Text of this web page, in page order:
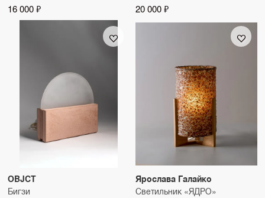
16 000 ₽ 20 000 ₽
OBJCT
Бигзи
Ярослава Галайко
Светильник «ЯДРО»